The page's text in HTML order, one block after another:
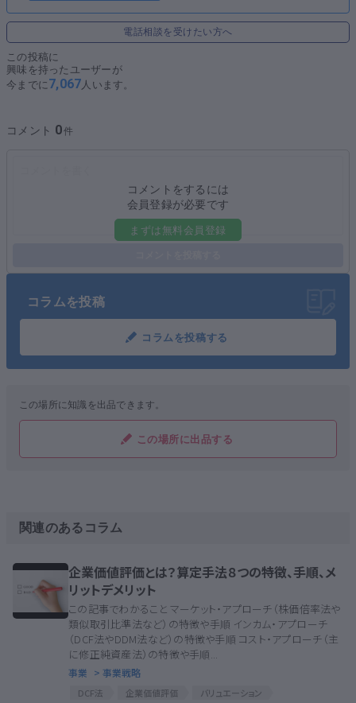
配当還元法
マーケットアプローチ
市場株価法
類似会社比較法
類似取引比較法
コラムを投稿
コラムを投稿する
コメント 0
コメントをするには
会員登録が必要です
まずは無料会員登録
電話相談を受けたい方へ
この投稿に
興味を持ったユーザーが
今までに7,067人います。
この場所に知識を出品できます。
この場所に出品する
関連のあるコラム
企業価値評価とは？算定手法８つの特徴、手順、メ
リットデメリット
この記事でわかること マーケット・アプローチ（株価倍率法や
類似取引比準法など）の特徴や手順 インカム・アプローチ
（DCF法やDDM法など）の特徴や手順 コスト・アプローチ（主
に修正純資産法）の特徴や手順...
事業 > 事業戦略
DCF法 企業価値評価
バリュエーション